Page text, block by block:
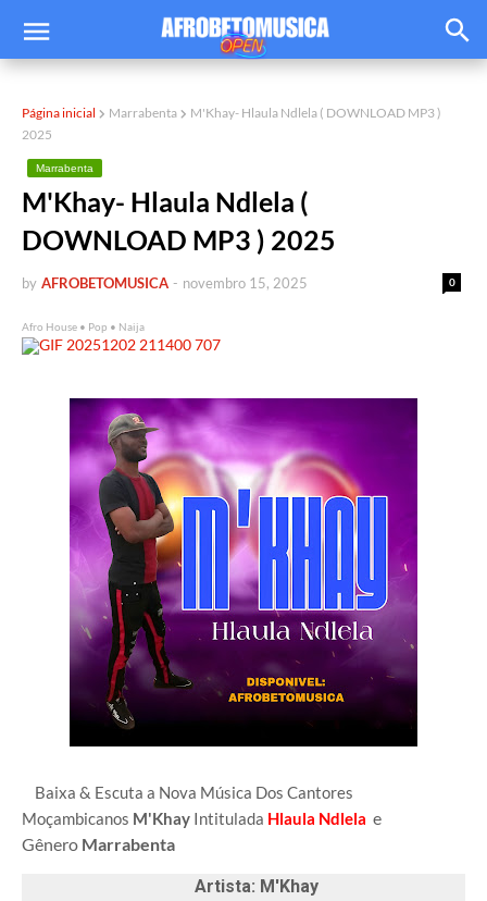
Página inicial Marrabenta
M'Khay- Hlaula Ndlela ( DOWNLOAD MP3 )
2025
Marrabenta
M'Khay- Hlaula Ndlela (
DOWNLOAD MP3 ) 2025
by AFROBETOMUSICA 0
- novembro 15, 2025
Afro House • Pop • Naija
Baixa & Escuta a Nova Música Dos Cantores
Moçambicanos M'Khay Intitulada Hlaula Ndlela e
Gênero Marrabenta
Artista: M'Khay